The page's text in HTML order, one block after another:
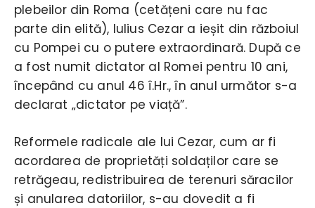
plebeilor din Roma (cetățeni care nu fac
parte din elită), Iulius Cezar a ieșit din războiul
cu Pompei cu o putere extraordinară. După ce
a fost numit dictator al Romei pentru 10 ani,
începând cu anul 46 î.Hr., în anul următor s-a
declarat „dictator pe viață”.
Reformele radicale ale lui Cezar, cum ar fi
acordarea de proprietăți soldaților care se
retrăgeau, redistribuirea de terenuri săracilor
și anularea datoriilor, s-au dovedit a fi